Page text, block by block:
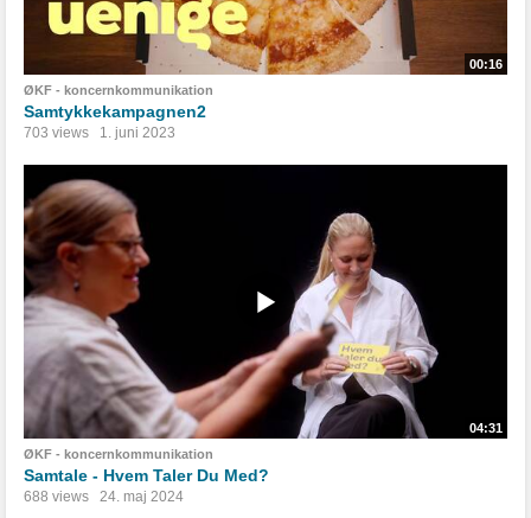
00:16
ØKF - koncernkommunikation
Samtykkekampagnen2
703 views 1. juni 2023
04:31
ØKF - koncernkommunikation
Samtale - Hvem Taler Du Med?
688 views 24. maj 2024